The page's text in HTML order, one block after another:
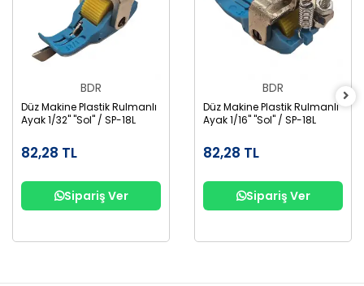
BDR
Düz Makine Plastik Rulmanlı
Ayak 1/32" "Sol" / SP-18L
82,28 TL
Sipariş Ver
BDR
Düz Makine Plastik Rulmanlı
Ayak 1/16" "Sol" / SP-18L
82,28 TL
Sipariş Ver